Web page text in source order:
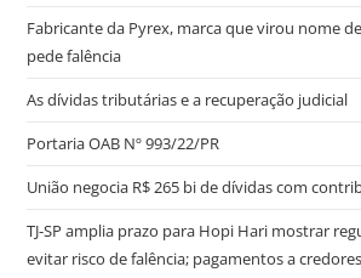
Fabricante da Pyrex, marca que virou nome
pede falência
As dívidas tributárias e a recuperação judicial
Portaria OAB Nº 993/22/PR
União negocia R$ 265 bi de dívidas com
TJ-SP amplia prazo para Hopi Hari mostrar
evitar risco de falência; pagamentos a